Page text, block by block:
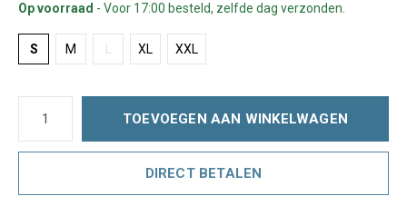
Op voorraad - Voor 17:00 besteld, zelfde dag verzonden.
S M XL XXL
TOEVOEGEN AAN WINKELWAGEN
DIRECT BETALEN